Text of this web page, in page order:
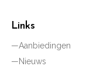
Links
Aanbiedingen
Nieuws